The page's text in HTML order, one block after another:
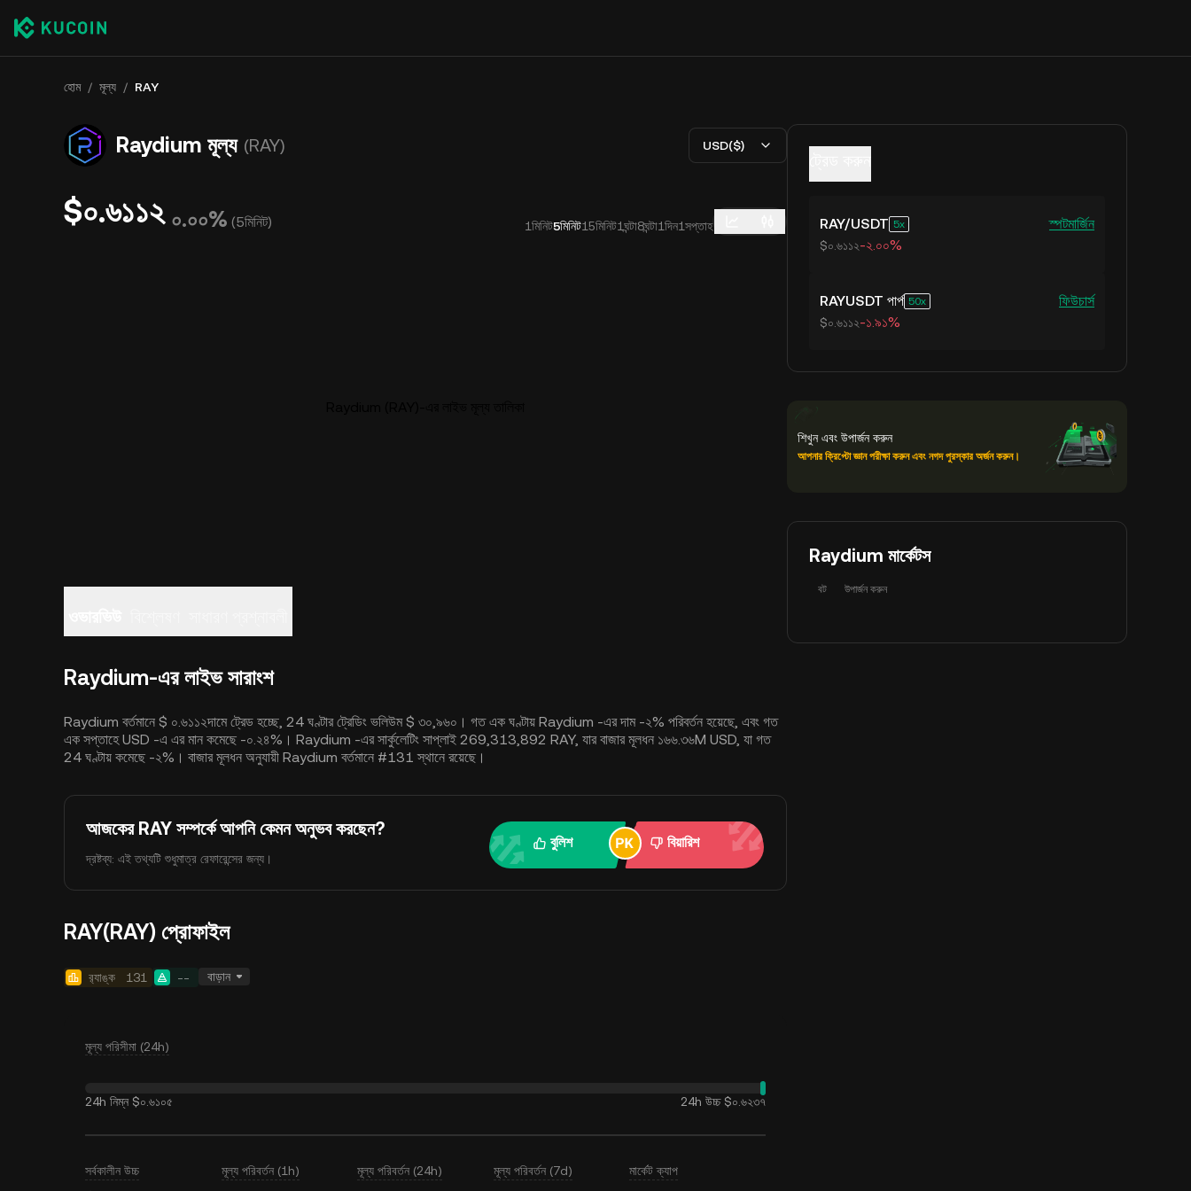
হোম / মূল্য / RAY
Raydium মূল্য (RAY) USD($)
$০.৬১১২ ০.০০% (5মিনিট) 1মিনিট5মিনিট15মিনিট1ঘন্টা8ঘন্টা1দিন1সপ্তাহ
Raydium-এর লাইভ সারাংশ
Raydium বর্তমানে $ ০.৬১১২দামে ট্রেড হচ্ছে, 24 ঘণ্টার ট্রেডিং ভলিউম $ ৩০,৯৬০। গত এক ঘণ্টায় Raydium -এর দাম -২% পরিবর্তন হয়েছে, এবং গত
এক সপ্তাহে USD -এ এর মান কমেছে -০.২৪%। Raydium -এর সার্কুলেটিং সাপ্লাই 269,313,892 RAY, যার বাজার মূলধন ১৬৬.৩৬M USD, যা গত
24 ঘণ্টায় কমেছে -২%। বাজার মূলধন অনুযায়ী Raydium বর্তমানে #131 স্থানে রয়েছে।
আজকের RAY সম্পর্কে আপনি কেমন অনুভব করছেন?
দ্রষ্টব্য: এই তথ্যটি শুধুমাত্র রেফারেন্সের জন্য।
বুলিশ বিয়ারিশ
RAY(RAY) প্রোফাইল
র‍্যাঙ্ক 131 -- বাড়ান
মূল্য পরিসীমা (24h)
24h নিম্ন $০.৬১০৫ 24h উচ্চ $০.৬২৩৭
সর্বকালীন উচ্চ মূল্য পরিবর্তন (1h) মূল্য পরিবর্তন (24h) মূল্য পরিবর্তন (7d) মার্কেট ক্যাপ
RAY/USDT 5 স্পটমার্জিন
$০.৬১১২-২.০০%
RAYUSDT পার্প 50 ফিউচার্স
$০.৬১১২-১.৯১%
শিখুন এবং উপার্জন করুন
আপনার ক্রিপ্টো জ্ঞান পরীক্ষা করুন এবং নগদ পুরস্কার অর্জন করুন।
Raydium মার্কেটস
বট উপার্জন করুন